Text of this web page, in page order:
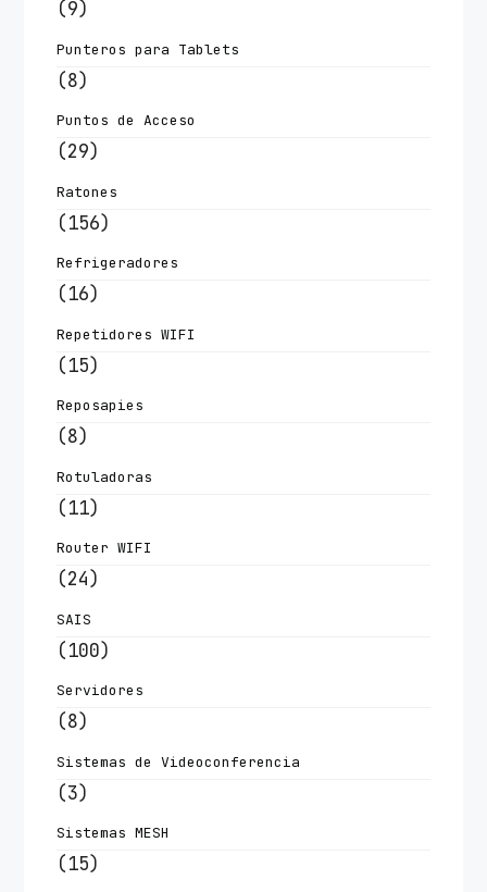
(9)
Punteros para Tablets
(8)
Puntos de Acceso
(29)
Ratones
(156)
Refrigeradores
(16)
Repetidores WIFI
(15)
Reposapies
(8)
Rotuladoras
(11)
Router WIFI
(24)
SAIS
(100)
Servidores
(8)
Sistemas de Videoconferencia
(3)
Sistemas MESH
(15)